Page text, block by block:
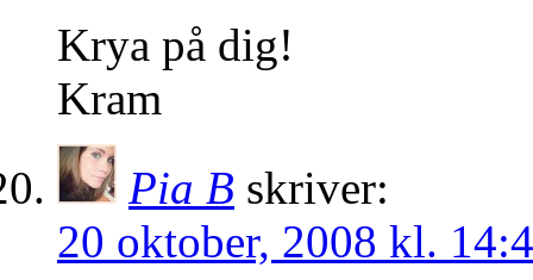
Krya på dig!
Kram
Pia B skriver:
20 oktober, 2008 kl.